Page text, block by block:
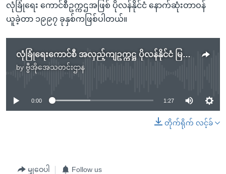
လုံခြုံရေး ကောင်စီဥက္ကဌအဖြစ် ပိုလန်နိုင်ငံ နောက်ဆုံးတာဝန်
ယူခဲ့တာ ၁၉၉၇ ခုနှစ်ကဖြစ်ပါတယ်။
လုံခြုံရေးကောင်စီ အလှည့်ကျဥက္ကဋ္ဌ ပိုလန်နိုင်ငံ မြန်မာနဲ့ မြောက်ကိုရီးယားအရေး ဦးစားပေးမည်
by ဗွီအိုအေသတင်းဌာန
No media source currently available
0:00 1:27
တိုက်ရိုက် လင့်ခ်
မျှဝေပါ Follow us